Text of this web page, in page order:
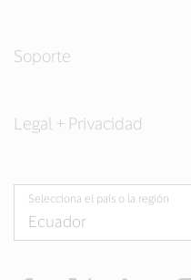
Soporte
Legal + Privacidad
Selecciona el país o la región